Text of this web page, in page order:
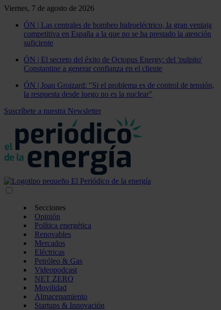
Viernes, 7 de agosto de 2026
ÓN | Las centrales de bombeo hidroeléctrico, la gran ventaja
competitiva en España a la que no se ha prestado la atención
suficiente
ÓN | El secreto del éxito de Octopus Energy: del 'pulpito'
Constantine a generar confianza en el cliente
ÓN | Joan Groizard: "Si el problema es de control de tensión,
la respuesta desde luego no es la nuclear"
Suscríbete a nuestra Newsletter
Secciones
Opinión
Política energética
Renovables
Mercados
Eléctricas
Petróleo & Gas
Videopodcast
NET ZERO
Movilidad
Almacenamiento
Startups & Innovación